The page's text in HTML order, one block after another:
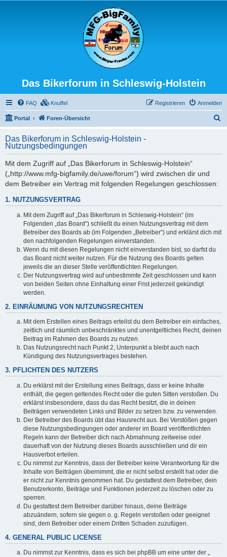
Das Bikerforum in Schleswig-Holstein
FAQ Knuffel Anmelden
Registrieren
Portal Foren-Übersicht
h
Das Bikerforum in Schleswig-Holstein -
Nutzungsbedingungen
Mit dem Zugriff auf „Das Bikerforum in Schleswig-Holstein“
(„http://www.mfg-bigfamily.de/uwe/forum“) wird zwischen dir und
dem Betreiber ein Vertrag mit folgenden Regelungen geschlossen:
1. NUTZUNGSVERTRAG
Mit dem Zugriff auf „Das Bikerforum in Schleswig-Holstein“ (im
Folgenden „das Board“) schließt du einen Nutzungsvertrag mit dem
Betreiber des Boards ab (im Folgenden „Betreiber“) und erklärst dich mit
den nachfolgenden Regelungen einverstanden.
Wenn du mit diesen Regelungen nicht einverstanden bist, so darfst du
das Board nicht weiter nutzen. Für die Nutzung des Boards gelten
jeweils die an dieser Stelle veröffentlichten Regelungen.
Der Nutzungsvertrag wird auf unbestimmte Zeit geschlossen und kann
von beiden Seiten ohne Einhaltung einer Frist jederzeit gekündigt
werden.
2. EINRÄUMUNG VON NUTZUNGSRECHTEN
Mit dem Erstellen eines Beitrags erteilst du dem Betreiber ein einfaches,
zeitlich und räumlich unbeschränktes und unentgeltliches Recht, deinen
Beitrag im Rahmen des Boards zu nutzen.
Das Nutzungsrecht nach Punkt 2, Unterpunkt a bleibt auch nach
Kündigung des Nutzungsvertrages bestehen.
3. PFLICHTEN DES NUTZERS
Du erklärst mit der Erstellung eines Beitrags, dass er keine Inhalte
enthält, die gegen geltendes Recht oder die guten Sitten verstoßen. Du
erklärst insbesondere, dass du das Recht besitzt, die in deinen
Beiträgen verwendeten Links und Bilder zu setzen bzw. zu verwenden.
Der Betreiber des Boards übt das Hausrecht aus. Bei Verstößen gegen
diese Nutzungsbedingungen oder anderer im Board veröffentlichten
Regeln kann der Betreiber dich nach Abmahnung zeitweise oder
dauerhaft von der Nutzung dieses Boards ausschließen und dir ein
Hausverbot erteilen.
Du nimmst zur Kenntnis, dass der Betreiber keine Verantwortung für die
Inhalte von Beiträgen übernimmt, die er nicht selbst erstellt hat oder die
er nicht zur Kenntnis genommen hat. Du gestattest dem Betreiber, dein
Benutzerkonto, Beiträge und Funktionen jederzeit zu löschen oder zu
sperren.
Du gestattest dem Betreiber darüber hinaus, deine Beiträge
abzuändern, sofern sie gegen o. g. Regeln verstoßen oder geeignet
sind, dem Betreiber oder einem Dritten Schaden zuzufügen.
4. GENERAL PUBLIC LICENSE
Du nimmst zur Kenntnis, dass es sich bei phpBB um eine unter der „